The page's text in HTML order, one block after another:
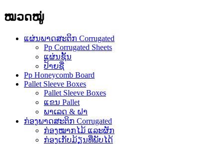
ໝວດໝູ່
ແຜ່ນພາດສະຕິກ Corrugated
Pp Corrugated Sheets
ແຜ່ນຊັ້ນ
ປ້າຍຊື່
Pp Honeycomb Board
Pallet Sleeve Boxes
Pallet Sleeve Boxes
ແຂນ Pallet
ພາເລດ & ຝາ
ກ່ອງພາດສະຕິກ Corrugated
ກ່ອງໝາກໄມ້ ແລະຜັກ
ກ່ອງເກັບມ້ຽນທີ່ພັບໄດ້